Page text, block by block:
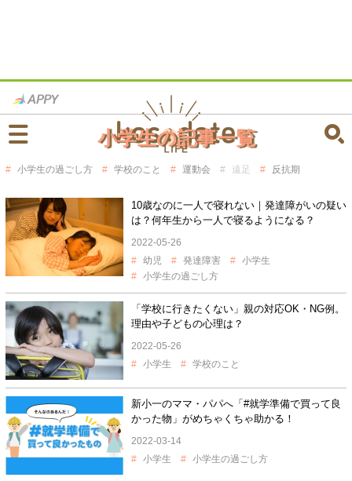
小学生の記事一覧
小学生の過ごし方 学校のこと 運動会 遠足 反抗期
10歳なのに一人で寝れない｜発達障がいの疑い
は？何年生から一人で寝るようになる？
2022-05-26
幼児
発達障害
小学生
小学生の過ごし方
「学校に行きたくない」親の対応OK・NG例。
理由や子どもの心理は？
2022-05-26
小学生
学校のこと
新小一のママ・パパへ「#就学準備で買って良
かった物」がめちゃくちゃ助かる！
2022-03-14
小学生
小学生の過ごし方